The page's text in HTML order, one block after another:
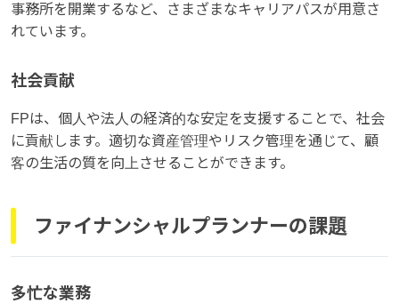
事務所を開業するなど、さまざまなキャリアパスが用意さ
れています。
社会貢献
FPは、個人や法人の経済的な安定を支援することで、社会
に貢献します。適切な資産管理やリスク管理を通じて、顧
客の生活の質を向上させることができます。
ファイナンシャルプランナーの課題
多忙な業務